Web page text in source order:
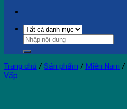
Trang chủ / Sản phẩm / Miền Nam /
Vấp